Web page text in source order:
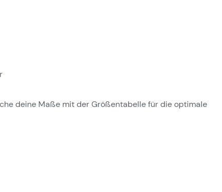
deine Maße mit der Größentabelle für die optimale